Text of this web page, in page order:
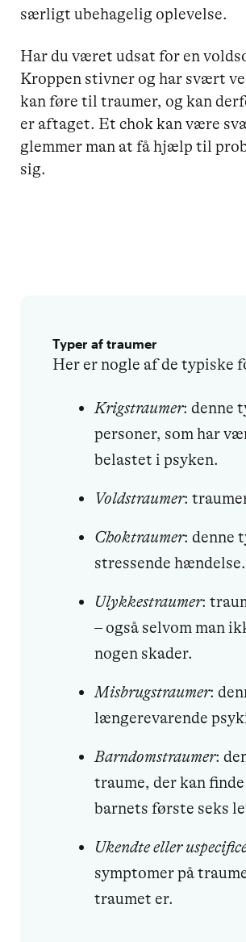
særligt ubehagelig oplevelse.
Har du været udsat for en
Kroppen stivner og har svært
kan føre til traumer, og kan
er aftaget. Et chok kan være
glemmer man at få hjælp til
sig.
Typer af traumer
Her er nogle af de typiske
Krigstraumer: denne
personer, som har
belastet i psyken.
Voldstraumer:
Choktraumer: denne
stressende hændelse.
Ulykkestraumer:
– også selvom man
nogen skader.
Misbrugstraumer:
længerevarende
Barndomstraumer:
traume, der kan
barnets første seks
Ukendte eller
symptomer på
traumet er.